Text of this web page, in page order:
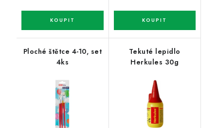
Ploché štětce 4-10, set
4ks
Tekuté lepidlo
Herkules 30g